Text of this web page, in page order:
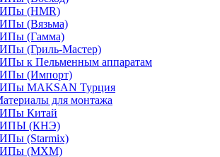
(HMR)
(Вязьма)
(Гамма)
(Гриль-Мастер)
к Пельменным аппаратам
(Импорт)
MAKSAN Турция
для монтажа
Китай
(КНЭ)
(Starmix)
(МХМ)